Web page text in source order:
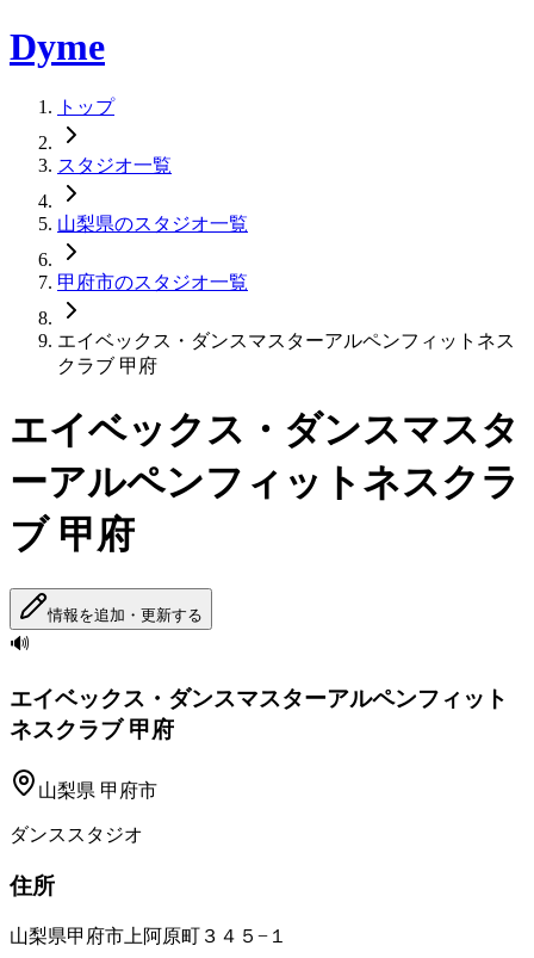
Dyme
トップ
スタジオ一覧
山梨県のスタジオ一覧
甲府市のスタジオ一覧
エイベックス・ダンスマスターアルペンフィットネス
クラブ 甲府
エイベックス・ダンスマスタ
ーアルペンフィットネスクラ
ブ 甲府
情報を追加・更新する
🔊
エイベックス・ダンスマスターアルペンフィット
ネスクラブ 甲府
山梨県 甲府市
ダンススタジオ
住所
山梨県甲府市上阿原町３４５−１